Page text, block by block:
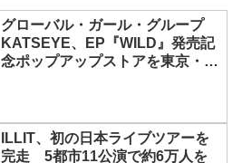
グローバル・ガール・グループ
KATSEYE、EP『WILD』発売記
念ポップアップストアを東京・原
ILLIT、初の日本ライブツアーを
完走 5都市11公演で約6万人を